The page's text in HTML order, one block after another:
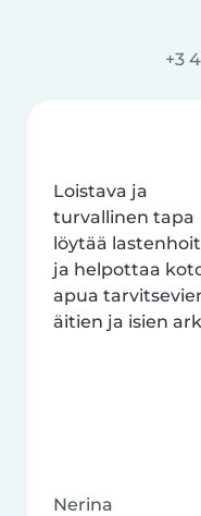
+3
Loistava ja
turvallinen tapa
löytää
ja helpottaa
apua
äitien ja isien
Nerina